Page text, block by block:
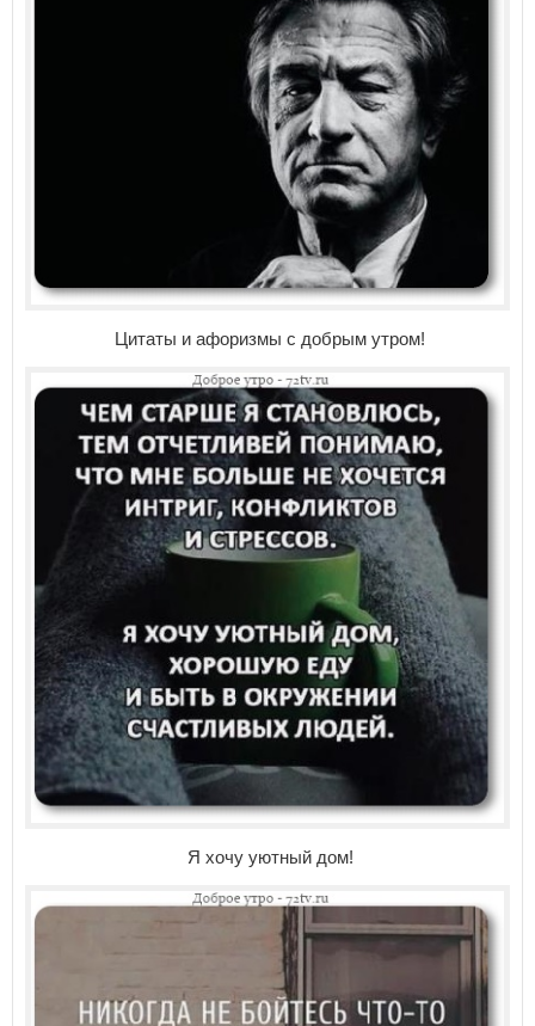
Цитаты и афоризмы с добрым утром!
Я хочу уютный дом!